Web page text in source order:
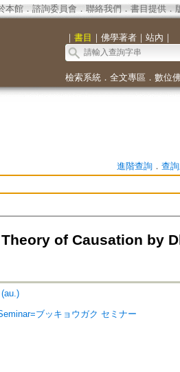
本館． 諮詢委員會． 聯絡我們 ． 書目提供．
｜ 書目 ｜ 佛學著者｜ 站內 ｜
檢索系統． 全文專區 ． 數位
進階查詢． 查
Theory of Causation by
ブッキョウガク セミナー